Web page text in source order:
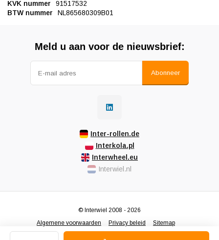
KVK nummer
91517532
BTW nummer
NL865680309B01
Meld u aan voor de nieuwsbrief:
Abonneer
Inter-rollen.de
Interkola.pl
Interwheel.eu
Interwiel.nl
Algemene voorwaarden Privacy beleid Sitemap
© Interwiel 2008 - 2026